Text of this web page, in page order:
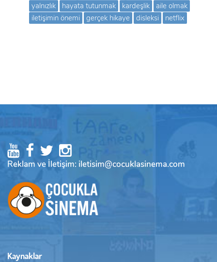
yalnızlık
hayata tutunmak kardeşlik
aile olmak
iletişimin önemi
gerçek hikaye disleksi netflix
Reklam ve İletişim: iletisim@cocuklasinema.com
Kaynaklar